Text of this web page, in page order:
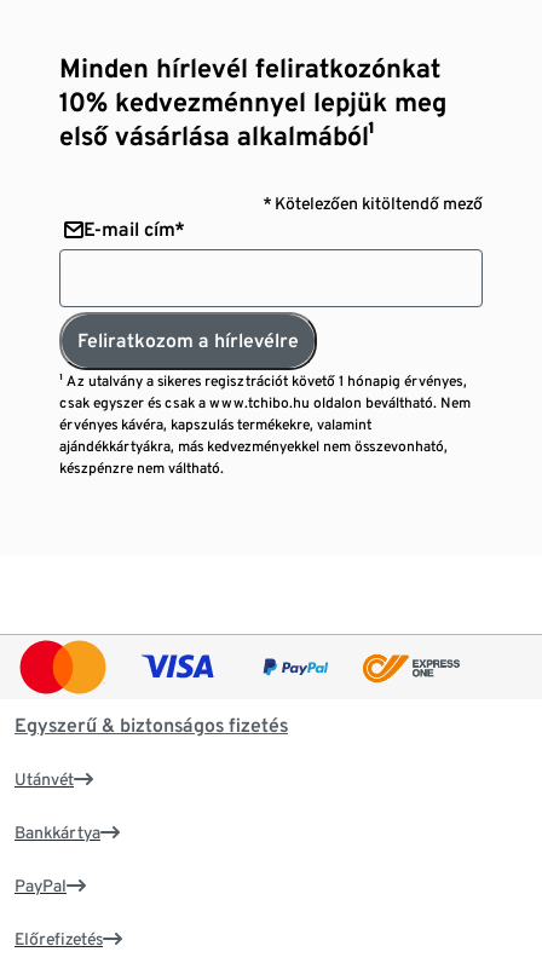
Minden hírlevél feliratkozónkat
10% kedvezménnyel lepjük meg
első vásárlása alkalmából¹
* Kötelezően kitöltendő mező
E-mail cím*
Feliratkozom a hírlevélre
¹ Az utalvány a sikeres regisztrációt követő 1 hónapig érvényes,
csak egyszer és csak a www.tchibo.hu oldalon beváltható. Nem
érvényes kávéra, kapszulás termékekre, valamint
ajándékkártyákra, más kedvezményekkel nem összevonható,
készpénzre nem váltható.
Egyszerű & biztonságos fizetés
Utánvét
Bankkártya
PayPal
Előrefizetés